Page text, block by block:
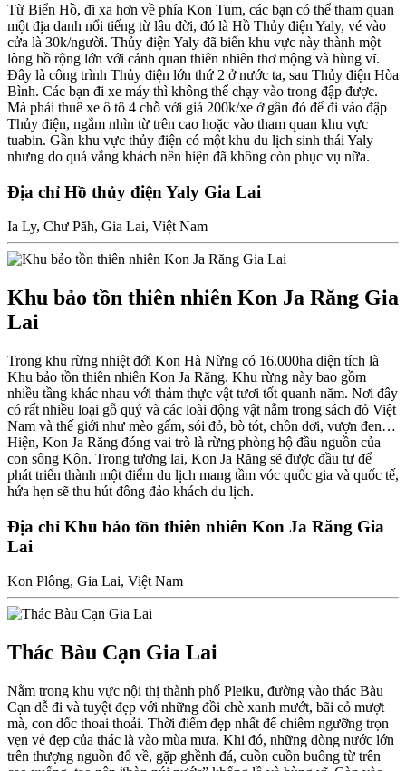
Từ Biển Hồ, đi xa hơn về phía Kon Tum, các bạn có thể tham quan
một địa danh nổi tiếng từ lâu đời, đó là Hồ Thủy điện Yaly, vé vào
cửa là 30k/người. Thủy điện Yaly đã biến khu vực này thành một
lòng hồ rộng lớn với cảnh quan thiên nhiên thơ mộng và hùng vĩ.
Đây là công trình Thủy điện lớn thứ 2 ở nước ta, sau Thủy điện Hòa
Bình. Các bạn đi xe máy thì không thể chạy vào trong đập được.
Mà phải thuê xe ô tô 4 chỗ với giá 200k/xe ở gần đó để đi vào đập
Thủy điện, ngắm nhìn từ trên cao hoặc vào tham quan khu vực
tuabin. Gần khu vực thủy điện có một khu du lịch sinh thái Yaly
nhưng do quá vắng khách nên hiện đã không còn phục vụ nữa.
Địa chỉ Hồ thủy điện Yaly Gia Lai
Ia Ly, Chư Păh, Gia Lai, Việt Nam
Khu bảo tồn thiên nhiên Kon Ja Răng Gia
Lai
Trong khu rừng nhiệt đới Kon Hà Nừng có 16.000ha diện tích là
Khu bảo tồn thiên nhiên Kon Ja Răng. Khu rừng này bao gồm
nhiều tầng khác nhau với thảm thực vật tươi tốt quanh năm. Nơi đây
có rất nhiều loại gỗ quý và các loài động vật nằm trong sách đỏ Việt
Nam và thế giới như mèo gấm, sói đỏ, bò tót, chồn dơi, vượn đen…
Hiện, Kon Ja Răng đóng vai trò là rừng phòng hộ đầu nguồn của
con sông Kôn. Trong tương lai, Kon Ja Răng sẽ được đầu tư để
phát triển thành một điểm du lịch mang tầm vóc quốc gia và quốc tế,
hứa hẹn sẽ thu hút đông đảo khách du lịch.
Địa chỉ Khu bảo tồn thiên nhiên Kon Ja Răng Gia
Lai
Kon Plông, Gia Lai, Việt Nam
Thác Bàu Cạn Gia Lai
Nằm trong khu vực nội thị thành phố Pleiku, đường vào thác Bàu
Cạn dễ đi và tuyệt đẹp với những đồi chè xanh mướt, bãi cỏ mượt
mà, con dốc thoai thoải. Thời điểm đẹp nhất để chiêm ngưỡng trọn
vẹn vẻ đẹp của thác là vào mùa mưa. Khi đó, những dòng nước lớn
trên thượng nguồn đổ về, gặp ghềnh đá, cuồn cuồn buông từ trên